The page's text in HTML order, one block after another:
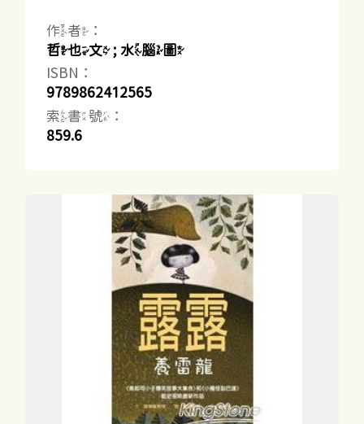
作者：
哲也文 ; 水腦圖
ISBN：
9789862412565
索書號：
859.6